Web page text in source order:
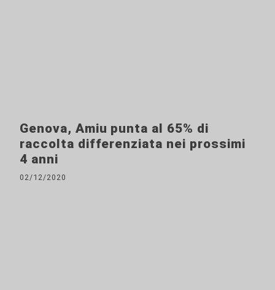
Genova, Amiu punta al 65% di
raccolta differenziata nei prossimi
4 anni
02/12/2020